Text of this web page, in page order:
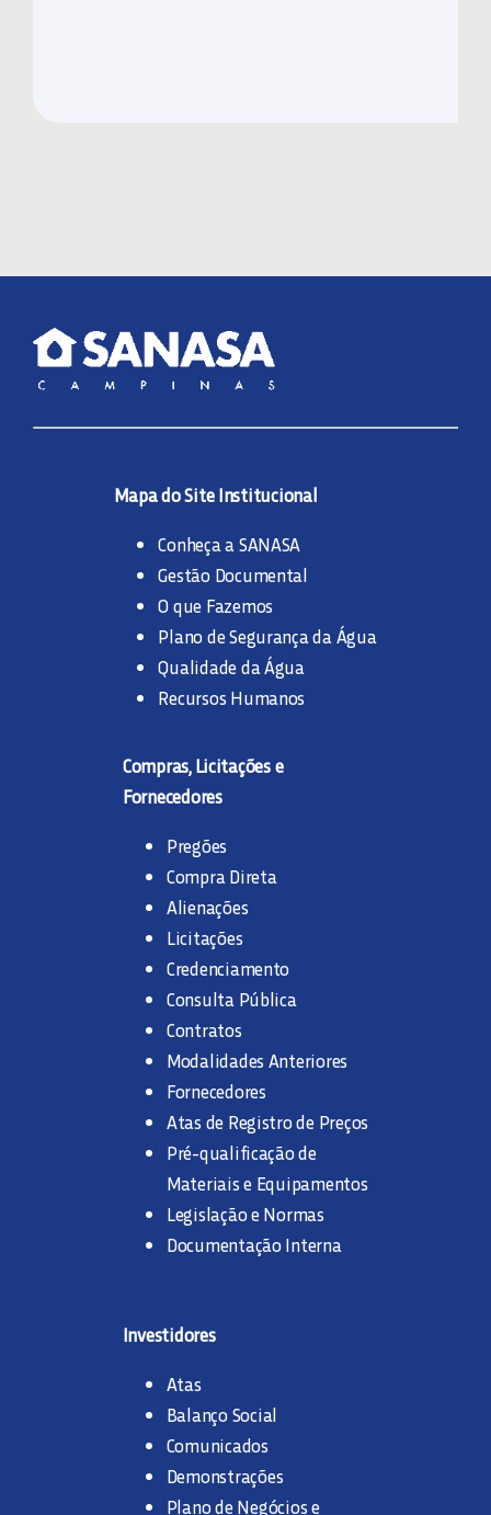
Mapa do Site Institucional
Conheça a SANASA
Gestão Documental
O que Fazemos
Plano de Segurança da Água
Qualidade da Água
Recursos Humanos
Compras, Licitações e
Fornecedores
Pregões
Compra Direta
Alienações
Licitações
Credenciamento
Consulta Pública
Contratos
Modalidades Anteriores
Fornecedores
Atas de Registro de Preços
Pré-qualificação de
Materiais e Equipamentos
Legislação e Normas
Documentação Interna
Investidores
Atas
Balanço Social
Comunicados
Demonstrações
Plano de Negócios e